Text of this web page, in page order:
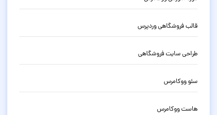
قالب فروشگاهی وردپرس
طراحی سایت فروشگاهی
سئو ووکامرس
هاست ووکامرس